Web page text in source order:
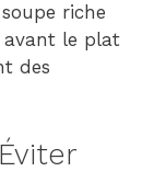
riche
avant le plat
des